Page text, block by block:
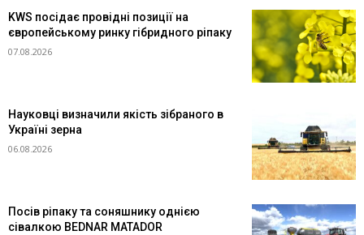
KWS посідає провідні позиції на
європейському ринку гібридного ріпаку
07.08.2026
Науковці визначили якість зібраного в
Україні зерна
06.08.2026
Посів ріпаку та соняшнику однією
сівалкою BEDNAR MATADOR